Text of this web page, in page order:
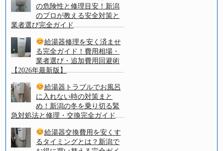
の危険性と修理目安！新潟
のプロが教える安全対策と
業者選び完全ガイド
給湯器修理を安く済ませ
る完全ガイド！費用相場・
業者選び・追加費用回避術
【2026年最新版】
給湯器トラブルでお風呂
に入れない時の対策まと
め！新潟の冬を乗り切る緊
急対処法と修理・交換完全ガイド
給湯器交換費用を安くす
るタイミングとは？新潟で